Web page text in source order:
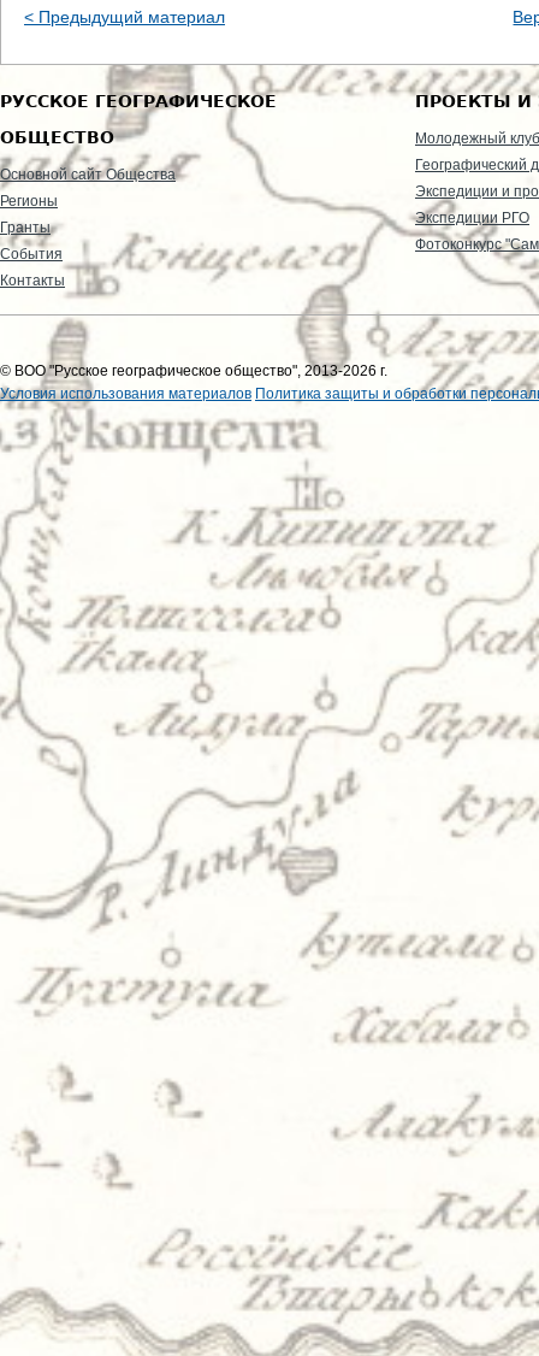
< Предыдущий материал
РУССКОЕ ГЕОГРАФИЧЕСКОЕ
ОБЩЕСТВО
Основной сайт Общества
Регионы
Гранты
События
Контакты
ПРОЕКТЫ И
Молодежный клуб
Географический
Экспедиции и
Экспедиции РГО
Фотоконкурс
© ВОО "Русское географическое общество", 2013-2026 г.
Условия использования материалов Политика защиты и обработки